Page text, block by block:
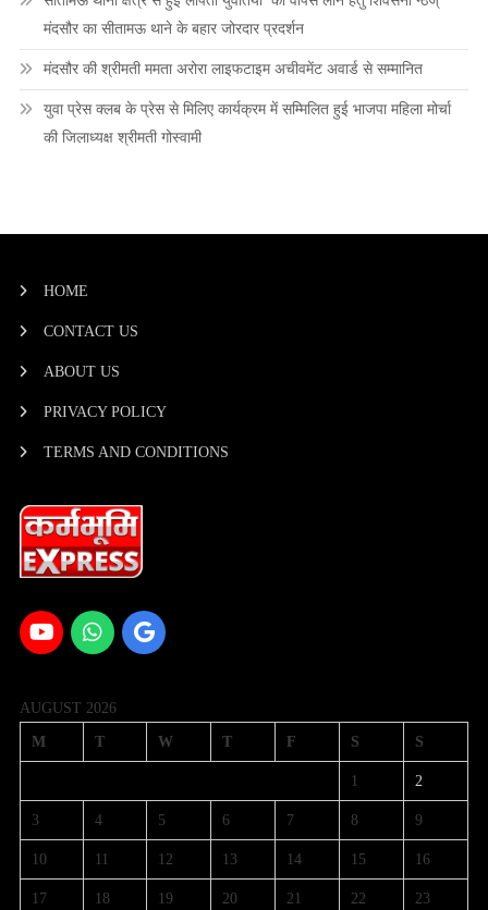
मंदसौर का सीतामऊ थाने के बहार जोरदार प्रदर्शन
मंदसौर की श्रीमती ममता अरोरा लाइफटाइम अचीवमेंट अवार्ड से सम्मानित
युवा प्रेस क्लब के प्रेस से मिलिए कार्यक्रम में सम्मिलित हुई भाजपा महिला मोर्चा
की जिलाध्यक्ष श्रीमती गोस्वामी
HOME
CONTACT US
ABOUT US
PRIVACY POLICY
TERMS AND CONDITIONS
AUGUST 2026
M T W T F S S
1 2
3 4 5 6 7 8 9
10 11 12 13 14 15 16
17 18 19 20 21 22 23